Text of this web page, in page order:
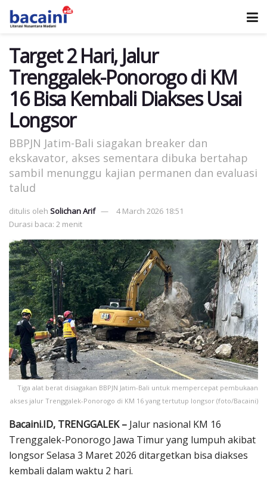
Target 2 Hari, Jalur
Trenggalek-Ponorogo di KM
16 Bisa Kembali Diakses Usai
Longsor
BBPJN Jatim-Bali siagakan breaker dan
ekskavator, akses sementara dibuka bertahap
sambil menunggu kajian permanen dan evaluasi
talud
ditulis oleh Solichan Arif
4 March 2026 18:51
Durasi baca: 2 menit
Tiga alat berat disiagakan BBPJN Jatim-Bali untuk mempercepat pembukaan
akses jalur Trenggalek-Ponorogo di KM 16 yang tertutup longsor (foto/Bacaini)
Bacaini.ID, TRENGGALEK – Jalur nasional KM 16
Trenggalek-Ponorogo Jawa Timur yang lumpuh akibat
longsor Selasa 3 Maret 2026 ditargetkan bisa diakses
kembali dalam waktu 2 hari.